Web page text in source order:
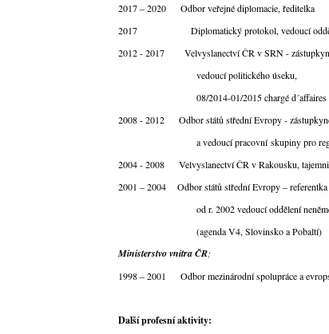
2017 – 2020 Odbor veřejné diplomacie, ředitelka
2017 Diplomatický protokol, vedoucí
2012 - 2017 Velvyslanectví ČR v SRN -
vedoucí politického úseku,
08/2014-01/2015 chargé d´affaires
2008 - 2012 Odbor států střední Evropy -
a vedoucí pracovní skupiny pro
2004 - 2008 Velvyslanectví ČR v Rakousku,
2001 – 2004 Odbor států střední Evropy –
od r. 2002 vedoucí oddělení
(agenda V4, Slovinsko a Pobaltí)
Ministerstvo vnitra ČR:
1998 – 2001 Odbor mezinárodní spolupráce a
Další profesní aktivity: